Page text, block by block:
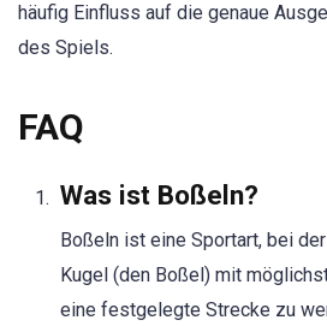
häufig Einfluss auf die genaue
des Spiels.
FAQ
Was ist Boßeln?
Boßeln ist eine Sportart, bei
Kugel (den Boßel) mit
eine festgelegte Strecke zu